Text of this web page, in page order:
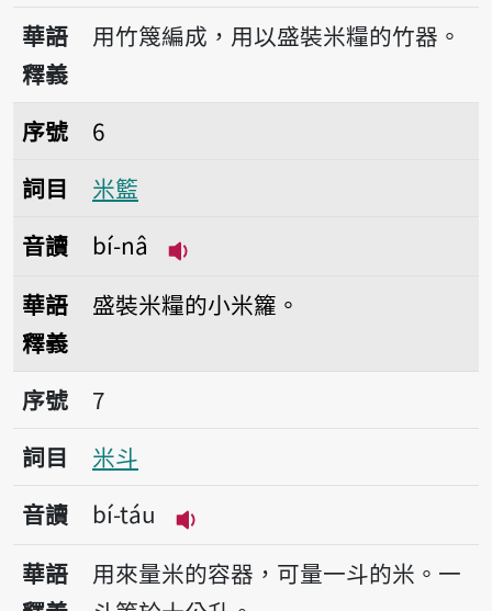
播放音讀bí-luâ
華語
釋義
用竹篾編成，用以盛裝米糧的竹器。
序號6米籃
序號
6
詞目
米籃
音讀
bí-nâ
華語
釋義
盛裝米糧的小米籮。
序號7米斗
序號
7
詞目
米斗
音讀
bí-táu
播放音讀bí-táu
華語
用來量米的容器，可量一斗的米。一